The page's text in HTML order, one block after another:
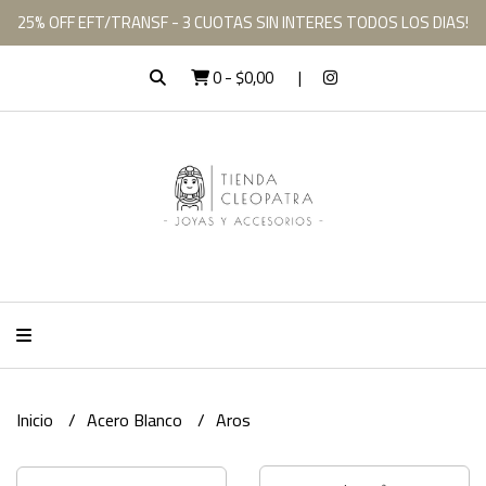
25% OFF EFT/TRANSF - 3 CUOTAS SIN INTERES TODOS LOS DIAS!
0-$0,00
Inicio Acero Blanco Aros